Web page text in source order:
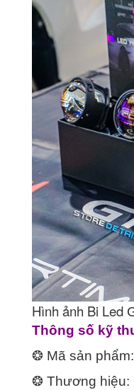
Hình ảnh Bi Led
Thông số kỹ
❂ Mã sản
❂ Thương hiệu: